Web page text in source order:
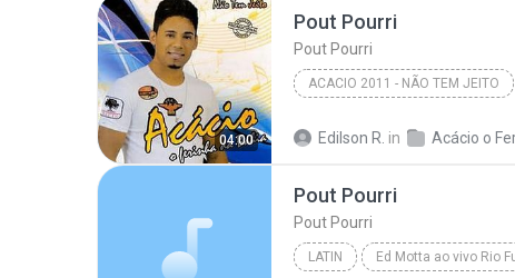
04:00
Pout Pourri
Pout Pourri
ACACIO 2011 - NÃO TEM JEITO
Edilson R. in
Pout Pourri
Pout Pourri
LATIN